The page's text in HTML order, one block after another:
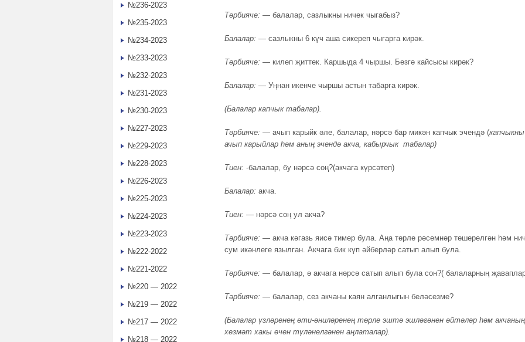
Тәрбияче: — балалар, сазлыкны ничек чыгабыз?
Балалар: — сазлыкны 6 күч аша сикереп чыгарга кирәк.
Тәрбияче: — килеп җиттек. Каршыда 4 чыршы. Безгә кайсысы кирәк?
Балалар: — Уңнан икенче чыршы астын табарга кирәк.
(Балалар капчык табалар).
Тәрбияче: — ачып карыйк әле, балалар, нәрсә бар микән капчык эчендә (капчыкны
ачып карыйлар һәм аның эчендә акча, кабырчык табалар)
Тиен: -балалар, бу нәрсә соң?(акчага күрсәтеп)
Балалар: акча.
Тиен: — нәрсә соң ул акча?
Тәрбияче: — акча кәгазь яисә тимер була. Аңа төрле рәсемнәр төшерелгән һәм
сум икәнлеге язылган. Акчага бик күп әйберләр сатып алып була.
Тәрбияче: — балалар, ә акчага нәрсә сатып алып була сон?( балаларның
Тәрбияче: — балалар, сез акчаны каян алганлыгын беләсезме?
(Балалар үзләренең әти-әниләренең төрле эштә эшләгәнен әйтәләр һәм акчаның
хезмәт хакы өчен түләнелгәнен аңлаталар).
№236-2023
№235-2023
№234-2023
№233-2023
№232-2023
№231-2023
№230-2023
№227-2023
№229-2023
№228-2023
№226-2023
№225-2023
№224-2023
№223-2023
№222-2022
№221-2022
№220 — 2022
№219 — 2022
№217 — 2022
№218 — 2022